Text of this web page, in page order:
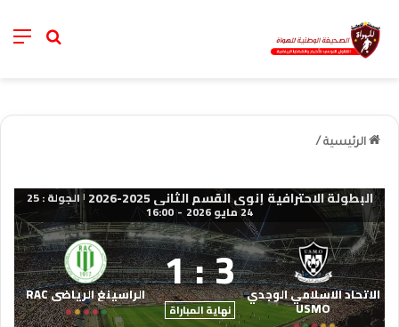
خانة
الرئيسية /
البطولة الاحترافية إنوي القسم الثاني 2025-2026 | الجولة : 25
24 مايو 2026 -
16:00
الاتحاد الاسلامي الوجدي
USMO
3
:
1
نهاية المباراة
الراسينغ الرياضي RAC